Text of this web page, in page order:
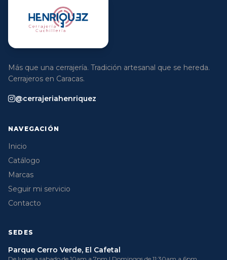
Más que una cerrajería. Tradición artesanal que se hereda.
Cerrajeros en Caracas.
@cerrajeriahenriquez
NAVEGACIÓN
Inicio
Catálogo
Marcas
Seguir mi servicio
Contacto
SEDES
Parque Cerro Verde, El Cafetal